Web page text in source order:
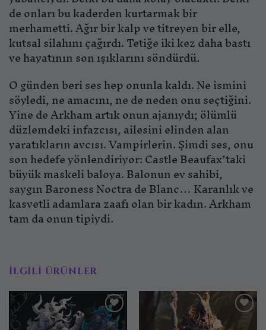
de onları bu kaderden kurtarmak bir
merhametti. Ağır bir kalp ve titreyen bir elle,
kutsal silahını çağırdı. Tetiğe iki kez daha bastı
ve hayatının son ışıklarını söndürdü.
O günden beri ses hep onunla kaldı. Ne ismini
söyledi, ne amacını, ne de neden onu seçtiğini.
Yine de Arkham artık onun ajanıydı; ölümlü
düzlemdeki infazcısı, ailesini elinden alan
yaratıkların avcısı. Vampirlerin. Şimdi ses, onu
son hedefe yönlendiriyor: Castle Beaufax’taki
büyük maskeli baloya. Balonun ev sahibi,
saygın Baroness Noctra de Blanc… Karanlık ve
kasvetli adamlara zaafı olan bir kadın. Arkham
tam da onun tipiydi.
İLGILI ÜRÜNLER
İstek